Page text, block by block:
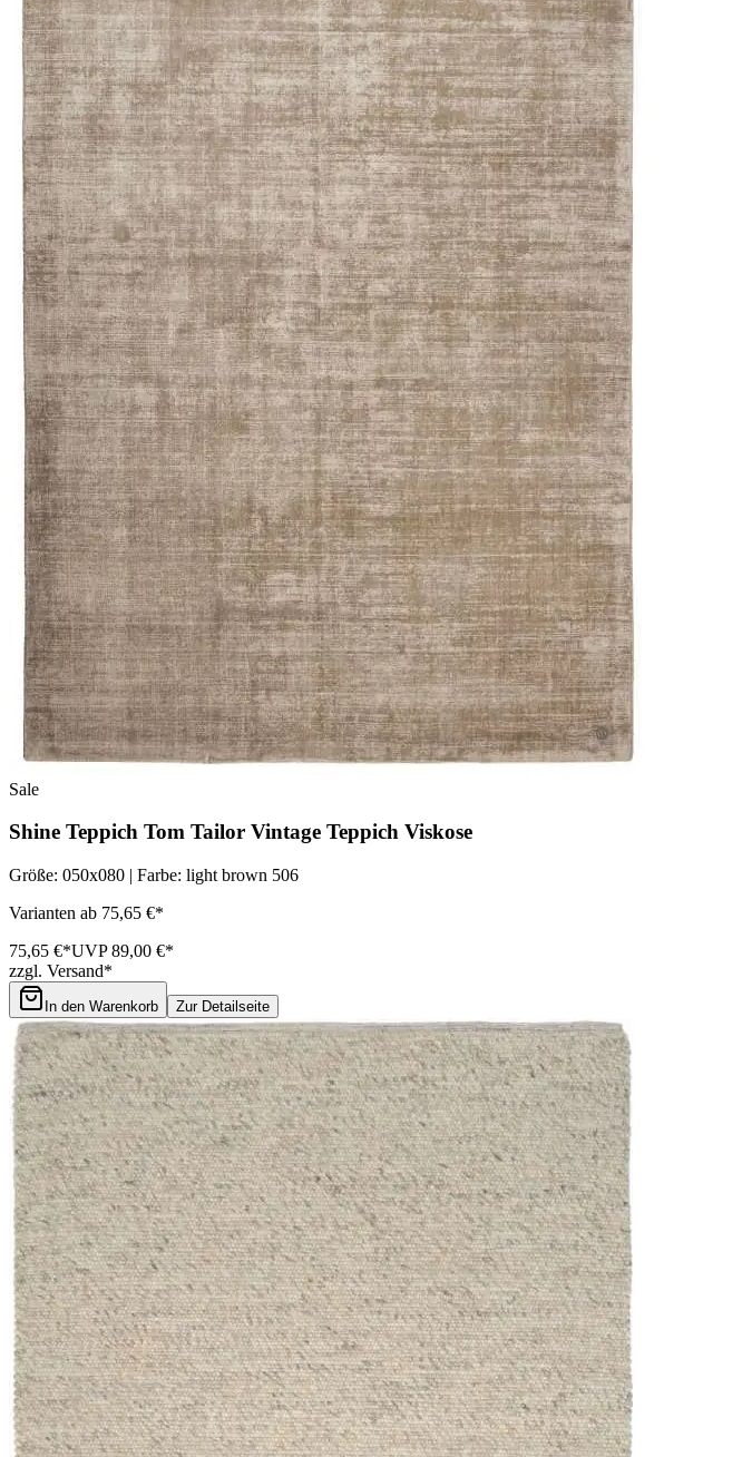
Sale
Shine Teppich Tom Tailor Vintage Teppich Viskose
Größe: 050x080 | Farbe: light brown 506
Varianten ab 75,65 €*
75,65 €*UVP 89,00 €*
zzgl. Versand*
In den Warenkorb Zur Detailseite